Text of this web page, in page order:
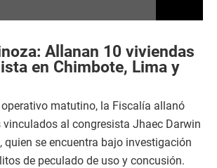
Allanan 10 viviendas
en Chimbote, Lima y
matutino, la Fiscalía allanó
al congresista Jhaec Darwin
quien se encuentra bajo investigación
de peculado de uso y concusión.